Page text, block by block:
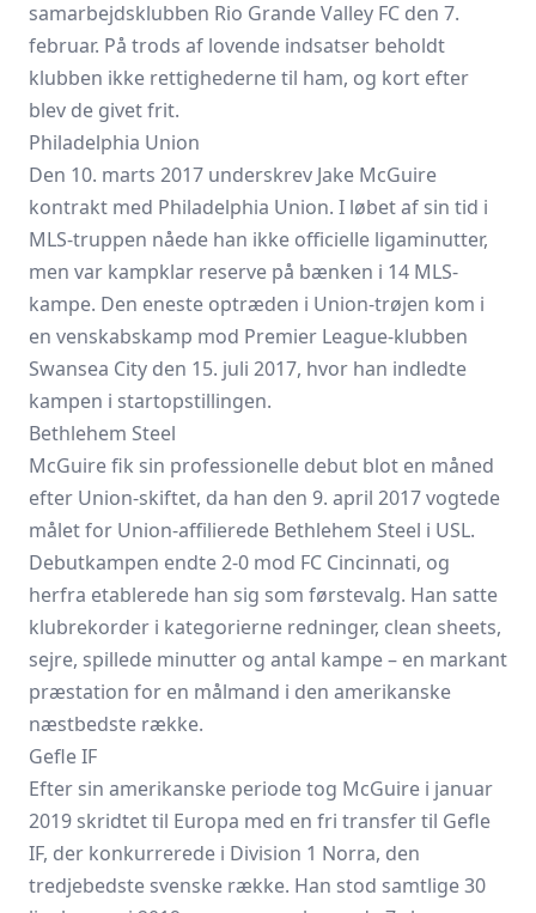
samarbejdsklubben Rio Grande Valley FC den 7.
februar. På trods af lovende indsatser beholdt
klubben ikke rettighederne til ham, og kort efter
blev de givet frit.
Philadelphia Union
Den 10. marts 2017 underskrev Jake McGuire
kontrakt med Philadelphia Union. I løbet af sin tid i
MLS-truppen nåede han ikke officielle ligaminutter,
men var kampklar reserve på bænken i 14 MLS-
kampe. Den eneste optræden i Union-trøjen kom i
en venskabskamp mod Premier League-klubben
Swansea City den 15. juli 2017, hvor han indledte
kampen i startopstillingen.
Bethlehem Steel
McGuire fik sin professionelle debut blot en måned
efter Union-skiftet, da han den 9. april 2017 vogtede
målet for Union-affilierede Bethlehem Steel i USL.
Debutkampen endte 2-0 mod FC Cincinnati, og
herfra etablerede han sig som førstevalg. Han satte
klubrekorder i kategorierne redninger, clean sheets,
sejre, spillede minutter og antal kampe – en markant
præstation for en målmand i den amerikanske
næstbedste række.
Gefle IF
Efter sin amerikanske periode tog McGuire i januar
2019 skridtet til Europa med en fri transfer til Gefle
IF, der konkurrerede i Division 1 Norra, den
tredjebedste svenske række. Han stod samtlige 30